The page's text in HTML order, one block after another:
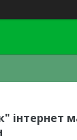
інтернет